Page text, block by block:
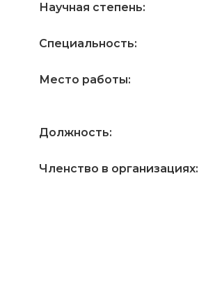
Научная степень:
Специальность:
Место работы:
Должность:
Членство в организациях: